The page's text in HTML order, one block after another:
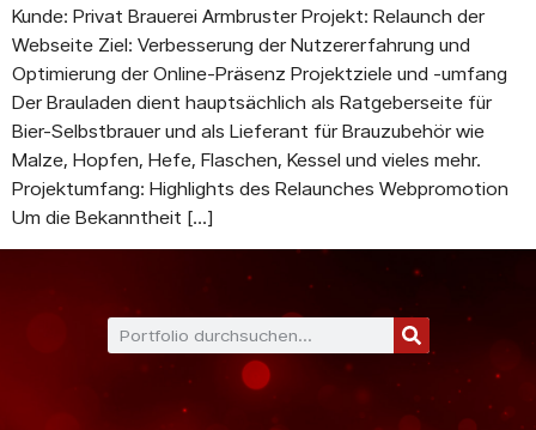
Kunde: Privat Brauerei Armbruster Projekt: Relaunch der
Webseite Ziel: Verbesserung der Nutzererfahrung und
Optimierung der Online-Präsenz Projektziele und -umfang
Der Brauladen dient hauptsächlich als Ratgeberseite für
Bier-Selbstbrauer und als Lieferant für Brauzubehör wie
Malze, Hopfen, Hefe, Flaschen, Kessel und vieles mehr.
Projektumfang: Highlights des Relaunches Webpromotion
Um die Bekanntheit […]